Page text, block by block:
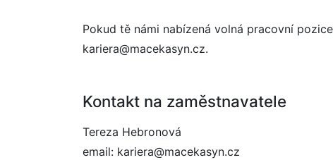
Pokud tě námi nabízená volná pracovní
kariera@macekasyn.cz.
Kontakt na zaměstnavatele
Tereza Hebronová
email: kariera@macekasyn.cz